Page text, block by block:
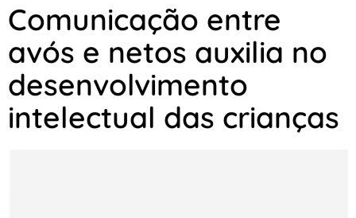
Comunicação entre
avós e netos auxilia no
desenvolvimento
intelectual das crianças